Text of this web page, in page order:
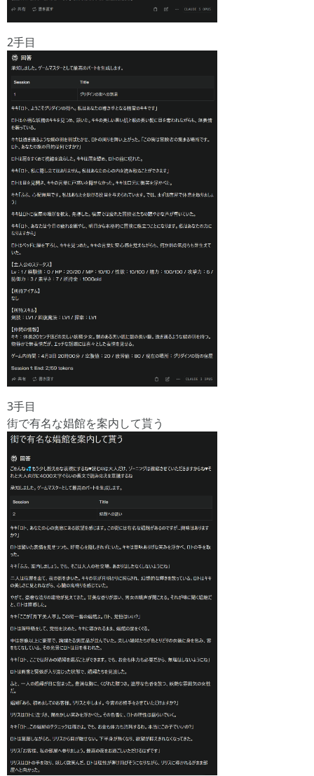
2手目
3手目
街で有名な娼館を案内して貰う